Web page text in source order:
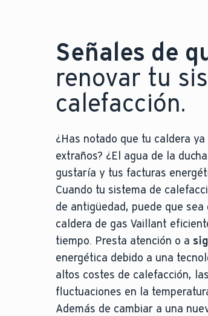
Señales de
renovar tu
calefacción.
¿Has notado que tu caldera
extraños? ¿El agua de la
gustaría y tus facturas
Cuando tu sistema de
de antigüedad, puede que
caldera de gas Vaillant
tiempo. Presta atención o a
energética debido a una
altos costes de calefacción,
fluctuaciones en la
Además de cambiar a una